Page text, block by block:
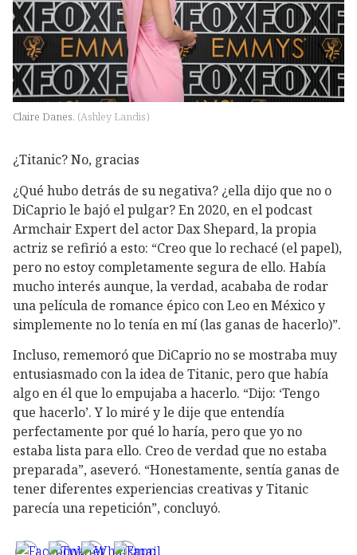
Claire Danes. (Ashley Landis)
¿Titanic? No, gracias
¿Qué hubo detrás de su negativa? ¿ella dijo que no o
DiCaprio le bajó el pulgar? En 2020, en el podcast
Armchair Expert del actor Dax Shepard, la propia
actriz se refirió a esto: “Creo que lo rechacé (el papel),
pero no estoy completamente segura de ello. Había
mucho interés aunque, la verdad, acababa de rodar
una película de romance épico con Leo en México y
simplemente no lo tenía en mí (las ganas de hacerlo)”.
Incluso, rememoró que DiCaprio no se mostraba muy
entusiasmado con la idea de Titanic, pero que había
algo en él que lo empujaba a hacerlo. “Dijo: ‘Tengo
que hacerlo’. Y lo miré y le dije que entendía
perfectamente por qué lo haría, pero que yo no
estaba lista para ello. Creo de verdad que no estaba
preparada”, aseveró. “Honestamente, sentía ganas de
tener diferentes experiencias creativas y Titanic
parecía una repetición”, concluyó.